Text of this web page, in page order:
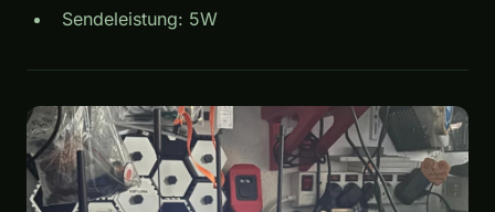
Sendeleistung: 5W